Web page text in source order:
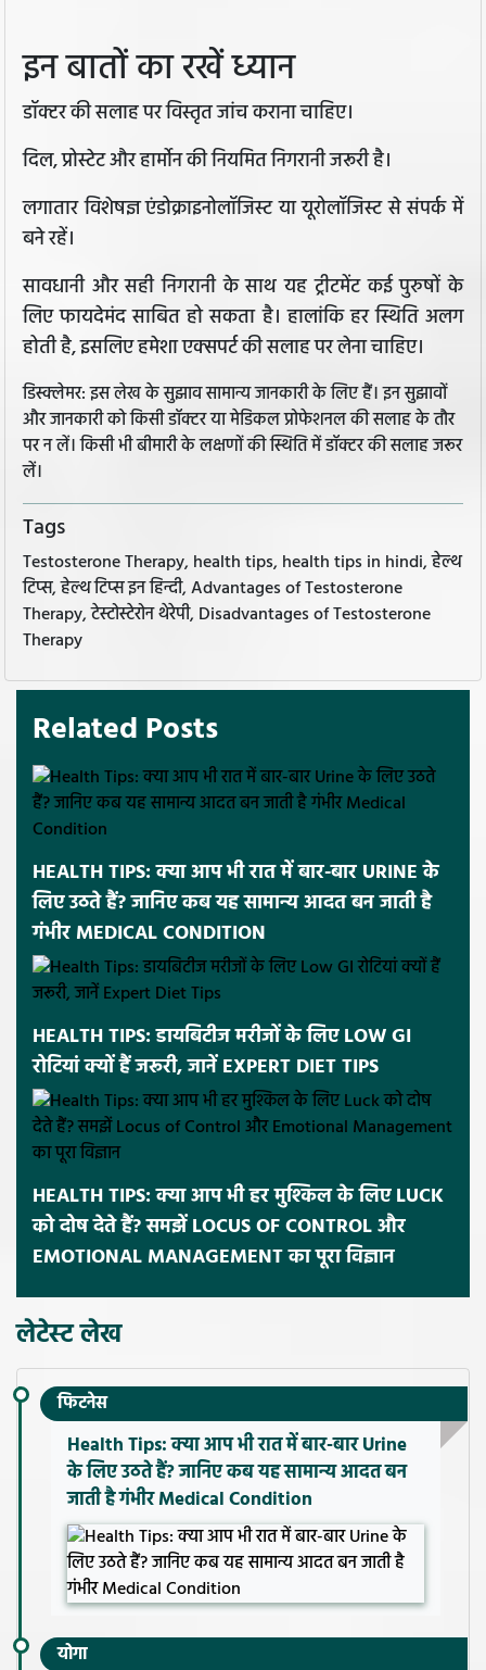
इन बातों का रखें ध्यान
डॉक्टर की सलाह पर विस्तृत जांच कराना चाहिए।
दिल, प्रोस्टेट और हार्मोन की नियमित निगरानी जरूरी है।
लगातार विशेषज्ञ एंडोक्राइनोलॉजिस्ट या यूरोलॉजिस्ट से संपर्क में
बने रहें।
सावधानी और सही निगरानी के साथ यह ट्रीटमेंट कई पुरुषों के
लिए फायदेमंद साबित हो सकता है। हालांकि हर स्थिति अलग
होती है, इसलिए हमेशा एक्सपर्ट की सलाह पर लेना चाहिए।
डिस्क्लेमर: इस लेख के सुझाव सामान्य जानकारी के लिए हैं। इन सुझावों
और जानकारी को किसी डॉक्टर या मेडिकल प्रोफेशनल की सलाह के तौर
पर न लें। किसी भी बीमारी के लक्षणों की स्थिति में डॉक्टर की सलाह जरूर
लें।
Tags
Testosterone Therapy, health tips, health tips in hindi, हेल्थ
टिप्स, हेल्थ टिप्स इन हिन्दी, Advantages of Testosterone
Therapy, टेस्टोस्टेरोन थेरेपी, Disadvantages of Testosterone
Therapy
Related Posts
HEALTH TIPS: क्या आप भी रात में बार-बार URINE के
लिए उठते हैं? जानिए कब यह सामान्य आदत बन जाती है
गंभीर MEDICAL CONDITION
HEALTH TIPS: डायबिटीज मरीजों के लिए LOW GI
रोटियां क्यों हैं जरूरी, जानें EXPERT DIET TIPS
HEALTH TIPS: क्या आप भी हर मुश्किल के लिए LUCK
को दोष देते हैं? समझें LOCUS OF CONTROL और
EMOTIONAL MANAGEMENT का पूरा विज्ञान
लेटेस्ट लेख
फिटनेस
Health Tips: क्या आप भी रात में बार-बार Urine
के लिए उठते हैं? जानिए कब यह सामान्य आदत बन
जाती है गंभीर Medical Condition
योगा